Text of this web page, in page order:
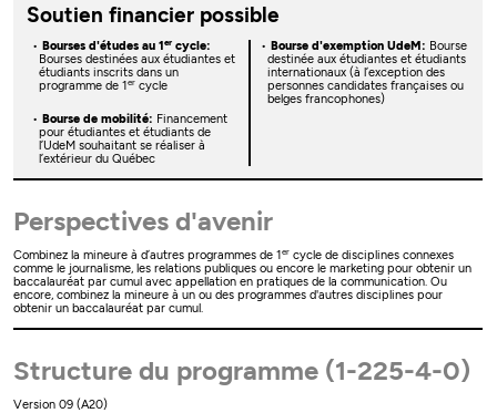
Soutien financier possible
Bourses d'études au 1 ercycle:
Bourses destinées aux étudiantes et
étudiants inscrits dans un
programme de 1 ercycle
Bourse d'exemption UdeM: Bourse
destinée aux étudiantes et étudiants
internationaux (à l’exception des
personnes candidates françaises ou
belges francophones)
Bourse de mobilité: Financement
pour étudiantes et étudiants de
l’UdeM souhaitant se réaliser à
l’extérieur du Québec
Perspectives d'avenir
Combinez la mineure à d’autres programmes de 1er cycle de disciplines connexes
comme le journalisme, les relations publiques ou encore le marketing pour obtenir un
baccalauréat par cumul avec appellation en pratiques de la communication. Ou
encore, combinez la mineure à un ou des programmes d'autres disciplines pour
obtenir un baccalauréat par cumul.
Structure du programme (1-225-4-0)
Version 09 (A20)